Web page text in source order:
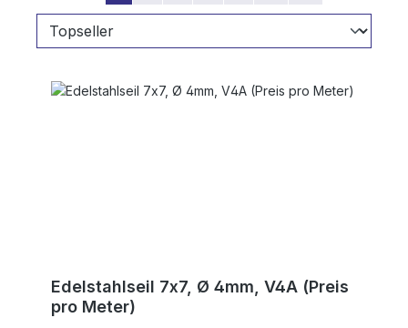
Edelstahlseil 7x7, Ø 4mm, V4A (Preis
pro Meter)